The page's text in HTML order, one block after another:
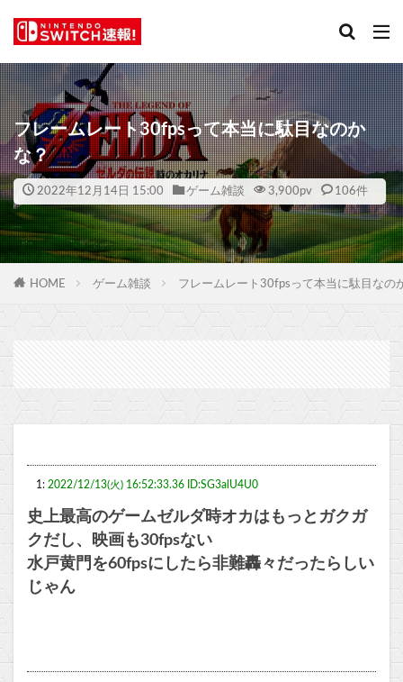
フレームレート30fpsって本当に駄目なのか
な？
2022年12月14日 15:00 ゲーム雑談 3,900pv 106件
HOME ゲーム雑談 フレームレート30fpsって本当に駄目なの
1: 2022/12/13(火) 16:52:33.36 ID:SG3alU4U0
史上最高のゲームゼルダ時オカはもっとガクガ
クだし、映画も30fpsない
水戸黄門を60fpsにしたら非難轟々だったらしい
じゃん